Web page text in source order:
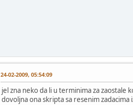
24-02-2009, 05:54:09
jel zna neko da li u terminima za
dovoljna ona skripta sa resenim